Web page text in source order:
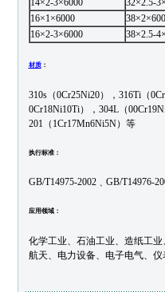
14×2-3×6000
32×2.5-
16×1×6000
16×2-3×6000
38×2.5-
材质：
310s（0Cr25Ni20），316Ti（
0Cr18Ni10Ti），304L（
201（1Cr17Mn6Ni5N）等
执行标准：
GB/T14975-2002﹑GB/T14976-
应用领域：
化学工业、石油工业、造纸工
航天、电力设备、电子电气、